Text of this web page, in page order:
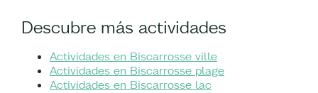
Descubre más actividades
Actividades en Biscarrosse ville
Actividades en Biscarrosse plage
Actividades en Biscarrosse lac